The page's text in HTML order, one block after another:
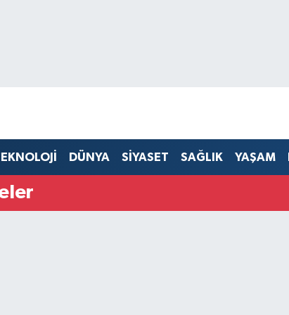
DÜNYA SİYASET SAĞLIK YAŞAM